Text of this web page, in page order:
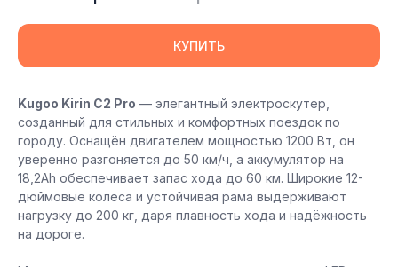
КУПИТЬ
Kugoo Kirin C2 Pro — элегантный электроскутер,
созданный для стильных и комфортных поездок по
городу. Оснащён двигателем мощностью 1200 Вт, он
уверенно разгоняется до 50 км/ч, а аккумулятор на
18,2Аh обеспечивает запас хода до 60 км. Широкие 12-
дюймовые колеса и устойчивая рама выдерживают
нагрузку до 200 кг, даря плавность хода и надёжность
на дороге.